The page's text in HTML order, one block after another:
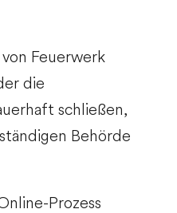
Feuerwerk
die
schließen,
Behörde
Prozess